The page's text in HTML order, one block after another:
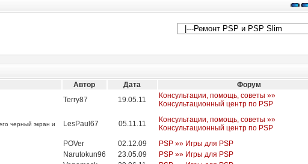
Автор Дата
Форум
Terry87 19.05.11
Консультации, помощь, советы »»
Консультационный центр по PSP
черный экран и
LesPaul67 05.11.11
Консультации, помощь, советы »»
Консультационный центр по PSP
POVer 02.12.09
PSP »» Игры для PSP
Narutokun96 23.05.09
PSP »» Игры для PSP